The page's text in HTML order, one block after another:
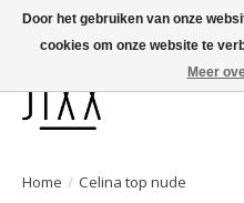
Voor 14.00 uur besteld, vandaag
Home / Celina top nude
Door het gebruiken van onze
cookies om onze website te
Meer